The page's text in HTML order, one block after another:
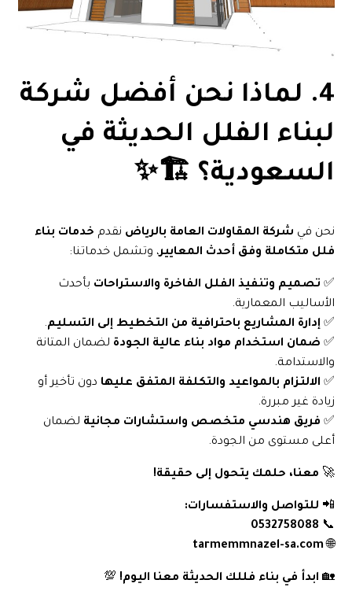
4. لماذا نحن أفضل شركة
لبناء الفلل الحديثة في
السعودية؟ 🏗️✨
نحن في شركة المقاولات العامة بالرياض نقدم خدمات بناء
فلل متكاملة وفق أحدث المعايير، وتشمل خدماتنا:
✅ تصميم وتنفيذ الفلل الفاخرة والاستراحات بأحدث
الأساليب المعمارية.
✅إدارة المشاريع باحترافية من التخطيط إلى التسليم.
✅ ضمان استخدام مواد بناء عالية الجودة لضمان المتانة
والاستدامة.
✅ الالتزام بالمواعيد والتكلفة المتفق عليها دون تأخير أو
زيادة غير مبررة.
✅ فريق هندسي متخصص واستشارات مجانية لضمان
أعلى مستوى من الجودة.
🚀 معنا، حلمك يتحول إلى حقيقة!
📲 للتواصل والاستفسارات:
📞
0532758088
🌐
tarmemmnazel-sa.com
🏡 ابدأ في بناء فللك الحديثة معنا اليوم! 💯